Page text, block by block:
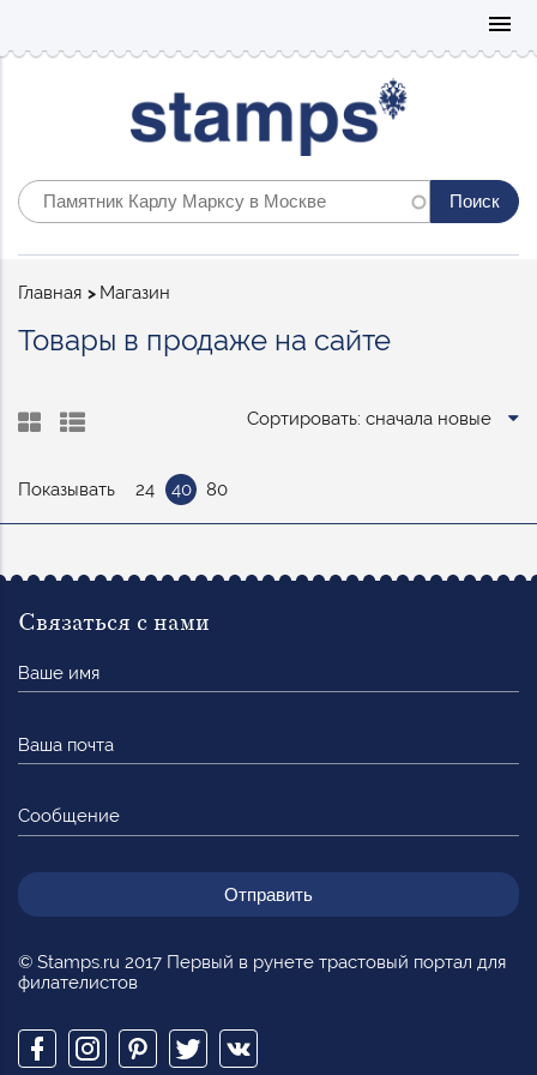
menu
Строка
Главная Магазин
Товары в продаже на сайте
Сортировать: сначала новые
Показывать 24 40 80
© Stamps.ru 2017 Первый в рунете трастовый портал для
филателистов
Связаться с нами
имя
почта
Сообщение